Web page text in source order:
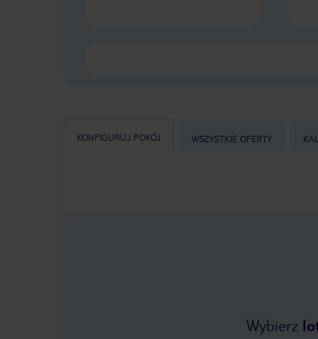
KONFIGURUJ POKÓJ WSZYSTKIE OFERTY
Wybierz